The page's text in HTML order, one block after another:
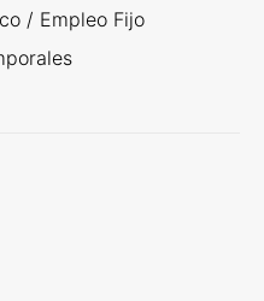
/ Empleo Fijo